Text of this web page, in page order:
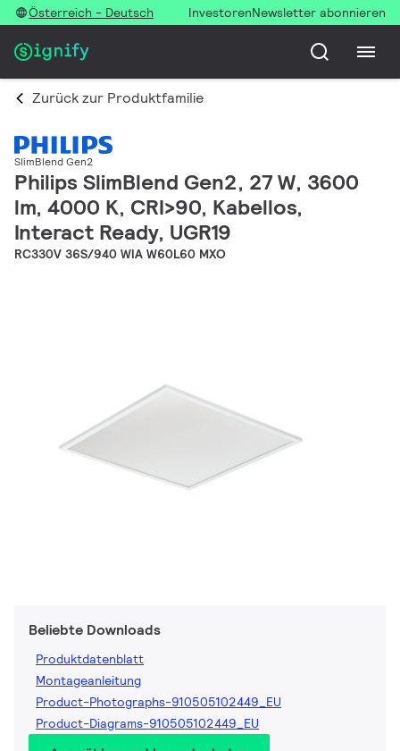
Österreich - Deutsch InvestorenNewsletter abonnieren
Zurück zur Produktfamilie
SlimBlend Gen2
Philips SlimBlend Gen2, 27 W, 3600
lm, 4000 K, CRI>90, Kabellos,
Interact Ready, UGR19
RC330V 36S/940 WIA W60L60 MXO
Beliebte Downloads
Produktdatenblatt
Montageanleitung
Product-Photographs-910505102449_EU
Product-Diagrams-910505102449_EU